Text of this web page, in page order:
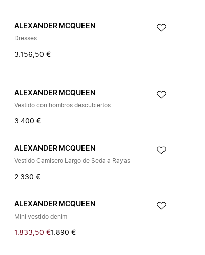
ALEXANDER MCQUEEN
Dresses
3.156,50 €
ALEXANDER MCQUEEN
Vestido con hombros descubiertos
3.400 €
ALEXANDER MCQUEEN
Vestido Camisero Largo de Seda a Rayas
2.330 €
ALEXANDER MCQUEEN
Mini vestido denim
1.833,50 €1.890 €